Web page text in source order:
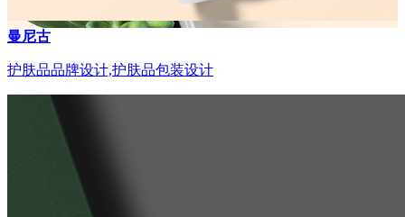
曼尼古
护肤品品牌设计,护肤品包装设计